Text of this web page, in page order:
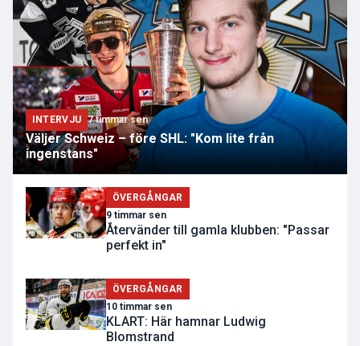
INTERVJU 7 timmar sen
Väljer Schweiz – före SHL: "Kom lite från
ingenstans"
ÖVERGÅNGAR
9 timmar sen
Återvänder till gamla klubben: "Passar
perfekt in"
ÖVERGÅNGAR
10 timmar sen
KLART: Här hamnar Ludwig
Blomstrand